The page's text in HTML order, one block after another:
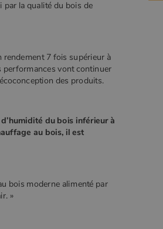
par la qualité du bois de
rendement 7 fois supérieur à
performances vont continuer
des produits.
du bois inférieur à
au bois, il est
bois moderne alimenté par
»